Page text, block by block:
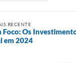
RECENTE
Foco: Os
em 2024